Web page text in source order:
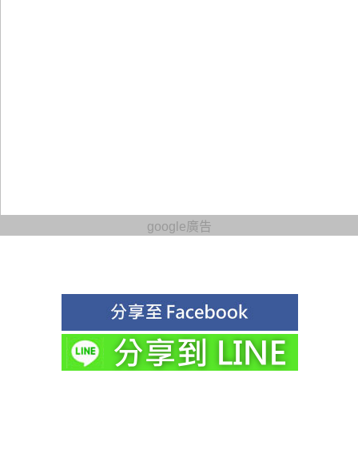
google廣告